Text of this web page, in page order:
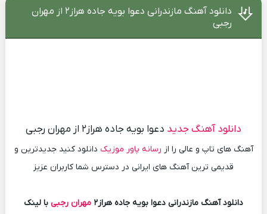
دانلود آهنگ مازندرانی دعوا بویه جاده هراز۲ از مهران
رجبی
دانلود آهنگ جدید دعوا بویه جاده هراز۲ از مهران رجبی
آهنگ های تاپ و عالی را از رسانه پاور موزیک دانلود کنید جدیدترین و
قدیمی ترین آهنگ های ایرانی در دسترس شما کاربران عزیز
دانلود آهنگ مازندرانی دعوا بویه جاده هراز۲ مهران رجبی با لینک